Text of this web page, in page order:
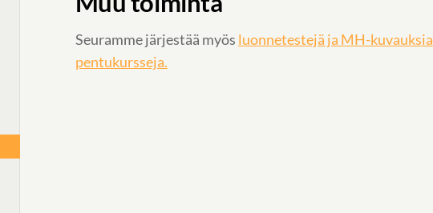
Seuramme järjestää myös luonnetestejä ja MH-kuvauksia
pentukursseja.